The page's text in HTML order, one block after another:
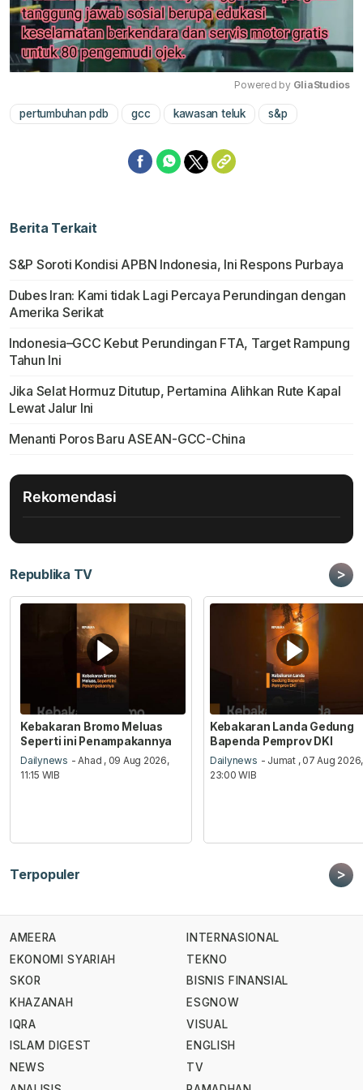
Mute
Powered by GliaStudios
pertumbuhan pdb gcc kawasan teluk s&p
Berita Terkait
S&P Soroti Kondisi APBN Indonesia, Ini Respons Purbaya
Dubes Iran: Kami tidak Lagi Percaya Perundingan dengan
Amerika Serikat
Indonesia–GCC Kebut Perundingan FTA, Target Rampung
Tahun Ini
Jika Selat Hormuz Ditutup, Pertamina Alihkan Rute Kapal
Lewat Jalur Ini
Menanti Poros Baru ASEAN-GCC-China
Rekomendasi
Republika TV >
Kebakaran Bromo Meluas
Seperti ini Penampakannya
Dailynews - Ahad , 09 Aug 2026,
11:15 WIB
Kebakaran Landa Gedung
Bapenda Pemprov DKI
Dailynews - Jumat , 07 Aug 2026,
23:00 WIB
Terpopuler >
AMEERA
EKONOMI SYARIAH
SKOR
KHAZANAH
IQRA
ISLAM DIGEST
NEWS
INTERNASIONAL
TEKNO
BISNIS FINANSIAL
ESGNOW
VISUAL
ENGLISH
TV